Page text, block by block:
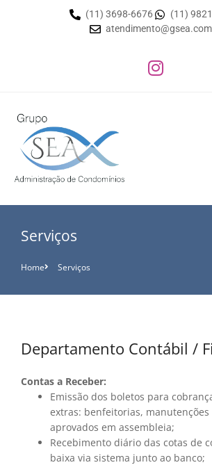
(11) 3698-6676
(11)
Serviços
Home Serviços
Departamento Contábil /
Contas a Receber:
Emissão dos boletos para
extras: benfeitorias, manutenções
aprovados em assembleia;
Recebimento diário das cotas de
baixa via sistema junto ao banco;